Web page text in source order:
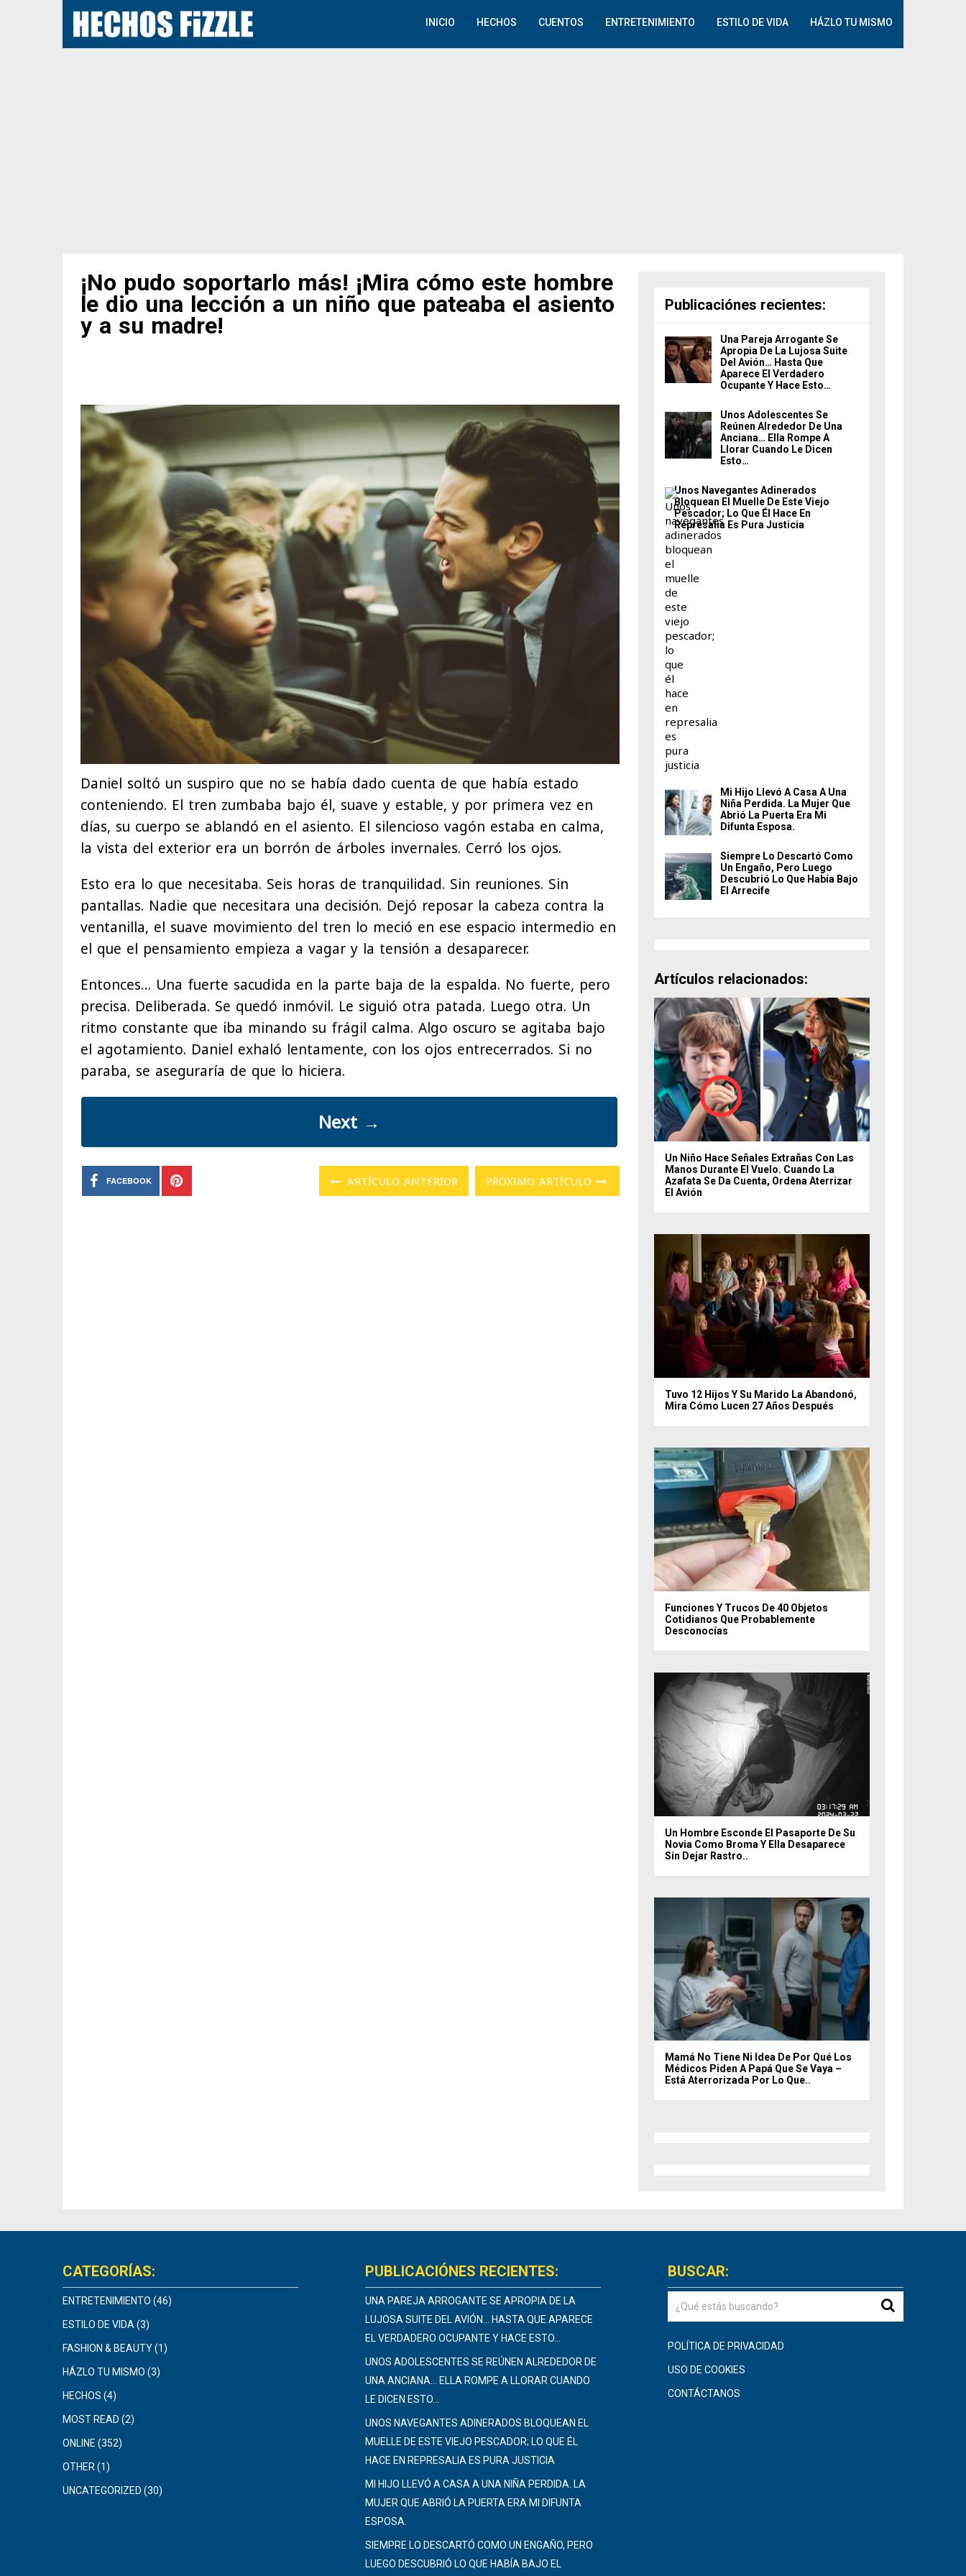
INICIO HECHOS CUENTOS ENTRETENIMIENTO ESTILO DE VIDA HÁZLO TU MISMO
¡No pudo soportarlo más! ¡Mira cómo este hombre
le dio una lección a un niño que pateaba el asiento
y a su madre!
Daniel soltó un suspiro que no se había dado cuenta de que había estado
conteniendo. El tren zumbaba bajo él, suave y estable, y por primera vez en
días, su cuerpo se ablandó en el asiento. El silencioso vagón estaba en calma,
la vista del exterior era un borrón de árboles invernales. Cerró los ojos.
Esto era lo que necesitaba. Seis horas de tranquilidad. Sin reuniones. Sin
pantallas. Nadie que necesitara una decisión. Dejó reposar la cabeza contra la
ventanilla, el suave movimiento del tren lo meció en ese espacio intermedio en
el que el pensamiento empieza a vagar y la tensión a desaparecer.
Entonces… Una fuerte sacudida en la parte baja de la espalda. No fuerte, pero
precisa. Deliberada. Se quedó inmóvil. Le siguió otra patada. Luego otra. Un
ritmo constante que iba minando su frágil calma. Algo oscuro se agitaba bajo
el agotamiento. Daniel exhaló lentamente, con los ojos entrecerrados. Si no
paraba, se aseguraría de que lo hiciera.
Next →
FACEBOOK ARTÍCULO ANTERIOR PRÓXIMO ARTÍCULO
Publicaciónes recientes:
Una Pareja Arrogante Se
Apropia De La Lujosa Suite
Del Avión… Hasta Que
Aparece El Verdadero
Ocupante Y Hace Esto…
Unos Adolescentes Se
Reúnen Alrededor De Una
Anciana… Ella Rompe A
Llorar Cuando Le Dicen
Esto…
Unos Navegantes Adinerados
Bloquean El Muelle De Este Viejo
Pescador; Lo Que Él Hace En
Represalia Es Pura Justicia
Mi Hijo Llevó A Casa A Una
Niña Perdida. La Mujer Que
Abrió La Puerta Era Mi
Difunta Esposa.
Siempre Lo Descartó Como
Un Engaño, Pero Luego
Descubrió Lo Que Había Bajo
El Arrecife
Artículos relacionados:
Un Niño Hace Señales Extrañas Con Las
Manos Durante El Vuelo. Cuando La
Azafata Se Da Cuenta, Ordena Aterrizar
El Avión
Tuvo 12 Hijos Y Su Marido La Abandonó,
Mira Cómo Lucen 27 Años Después
Funciones Y Trucos De 40 Objetos
Cotidianos Que Probablemente
Desconocías
Un Hombre Esconde El Pasaporte De Su
Novia Como Broma Y Ella Desaparece
Sin Dejar Rastro..
Mamá No Tiene Ni Idea De Por Qué Los
Médicos Piden A Papá Que Se Vaya –
Está Aterrorizada Por Lo Que..
CATEGORÍAS:
ENTRETENIMIENTO (46)
ESTILO DE VIDA(3)
FASHION & BEAUTY(1)
HÁZLO TU MISMO (3)
HECHOS (4)
MOST READ (2)
ONLINE (352)
OTHER(1)
UNCATEGORIZED (30)
PUBLICACIÓNES RECIENTES:
UNA PAREJA ARROGANTE SE APROPIA DE LA
LUJOSA SUITE DEL AVIÓN… HASTA QUE APARECE
EL VERDADERO OCUPANTE Y HACE ESTO…
UNOS ADOLESCENTES SE REÚNEN ALREDEDOR DE
UNA ANCIANA… ELLA ROMPE A LLORAR CUANDO
LE DICEN ESTO…
UNOS NAVEGANTES ADINERADOS BLOQUEAN EL
MUELLE DE ESTE VIEJO PESCADOR; LO QUE ÉL
HACE EN REPRESALIA ES PURA JUSTICIA
MI HIJO LLEVÓ A CASA A UNA NIÑA PERDIDA. LA
MUJER QUE ABRIÓ LA PUERTA ERA MI DIFUNTA
ESPOSA.
SIEMPRE LO DESCARTÓ COMO UN ENGAÑO, PERO
LUEGO DESCUBRIÓ LO QUE HABÍA BAJO EL
BUSCAR:
POLÍTICA DE PRIVACIDAD
USO DE COOKIES
CONTÁCTANOS